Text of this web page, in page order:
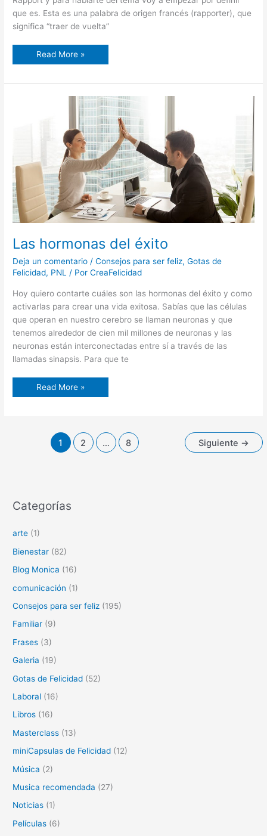
que es. Esta es una palabra de origen francés (rapporter), que
significa “traer de vuelta”
Read More »
Las hormonas del éxito
Deja un comentario /Consejos para ser feliz,Gotas de
Felicidad, PNL / PorCreaFelicidad
Hoy quiero contarte cuáles son las hormonas del éxito y como
activarlas para crear una vida exitosa. Sabías que las células
que operan en nuestro cerebro se llaman neuronas y que
tenemos alrededor de cien mil millones de neuronas y las
neuronas están interconectadas entre sí a través de las
llamadas sinapsis. Para que te
Read More »
1 2 … 8 Siguiente →
Categorías
arte (1)
Bienestar (82)
Blog Monica (16)
comunicación (1)
Consejos para ser feliz (195)
Familiar (9)
Frases (3)
Galeria (19)
Gotas de Felicidad (52)
Laboral (16)
Libros (16)
Masterclass (13)
miniCapsulas de Felicidad (12)
Música (2)
Musica recomendada (27)
Noticias (1)
Películas (6)